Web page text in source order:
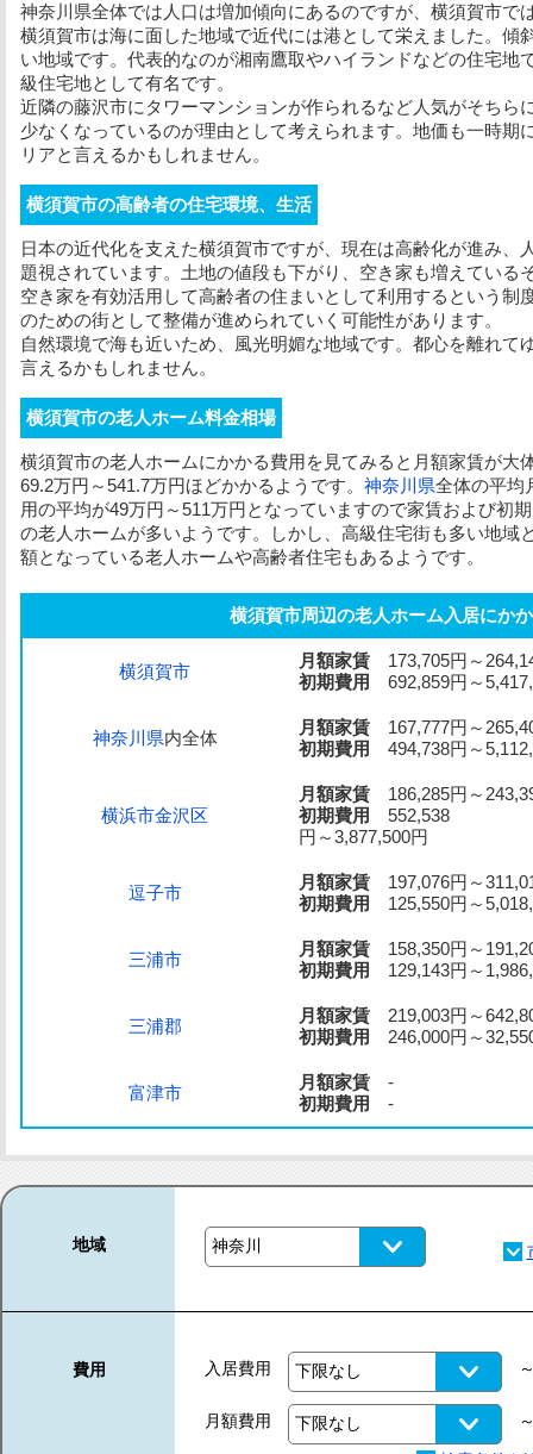
神奈川県全体では人口は増加傾向にあるのですが、横須賀市で
横須賀市は海に面した地域で近代には港として栄えました。傾
い地域です。代表的なのが湘南鷹取やハイランドなどの住宅地
級住宅地として有名です。
近隣の藤沢市にタワーマンションが作られるなど人気がそちら
少なくなっているのが理由として考えられます。地価も一時期
リアと言えるかもしれません。
横須賀市の高齢者の住宅環境、生活
日本の近代化を支えた横須賀市ですが、現在は高齢化が進み、
題視されています。土地の値段も下がり、空き家も増えている
空き家を有効活用して高齢者の住まいとして利用するという制
のための街として整備が進められていく可能性があります。
自然環境で海も近いため、風光明媚な地域です。都心を離れて
言えるかもしれません。
横須賀市の老人ホーム料金相場
横須賀市の老人ホームにかかる費用を見てみると 月額家賃が大
69.2万円～541.7万円ほどかかるようです。 神奈川県全体の平均
用の平均が49万円～511万円となっていますので家賃および初
の老人ホームが多いようです。しかし、高級住宅街も多い地域
額となっている老人ホームや高齢者住宅もあるようです。
横須賀市周辺の老人ホーム入居にか
横須賀市
月額家賃 173,705円～
初期費用
692,859円～
神奈川県内全体
月額家賃 167,777円～
初期費用
494,738円～
横浜市金沢区
月額家賃 186,285円～
初期費用
552,538
円～3,877,500円
逗子市
月額家賃 197,076円～
初期費用
125,550円～
三浦市
月額家賃 158,350円～
初期費用
129,143円～
三浦郡
月額家賃 219,003円～
初期費用
246,000円～
富津市
月額家賃 -
初期費用
-
地域
費用 入居費用
月額費用